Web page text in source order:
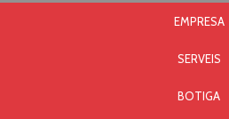
EMPRESA
SERVEIS
BOTIGA